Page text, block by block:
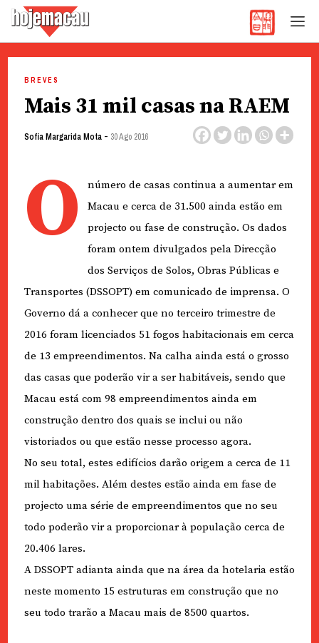
content
BREVES
Mais 31 mil casas na RAEM
Sofia Margarida Mota- 30 Ago 2016
O
número de casas continua a aumentar em
Macau e cerca de 31.500 ainda estão em
projecto ou fase de construção. Os dados
foram ontem divulgados pela Direcção
dos Serviços de Solos, Obras Públicas e
Transportes (DSSOPT) em comunicado de imprensa. O
Governo dá a conhecer que no terceiro trimestre de
2016 foram licenciados 51 fogos habitacionais em cerca
de 13 empreendimentos. Na calha ainda está o grosso
das casas que poderão vir a ser habitáveis, sendo que
Macau está com 98 empreendimentos ainda em
construção dentro dos quais se inclui ou não
vistoriados ou que estão nesse processo agora.
No seu total, estes edifícios darão origem a cerca de 11
mil habitações. Além destes estão ainda em fase de
projecto uma série de empreendimentos que no seu
todo poderão vir a proporcionar à população cerca de
20.406 lares.
A DSSOPT adianta ainda que na área da hotelaria estão
neste momento 15 estruturas em construção que no
seu todo trarão a Macau mais de 8500 quartos.